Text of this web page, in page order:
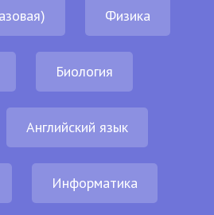
Физика
Биология
Английский язык
Информатика